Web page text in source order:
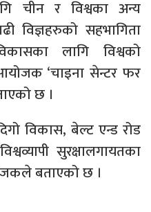
चीन र विश्वका अन्य
विज्ञहरुको सहभागिता
लागि विश्वको
‘चाइना सेन्टर फर
छ ।
विकास, बेल्ट एन्ड रोड
सुरक्षालगायतका
बताएको छ ।